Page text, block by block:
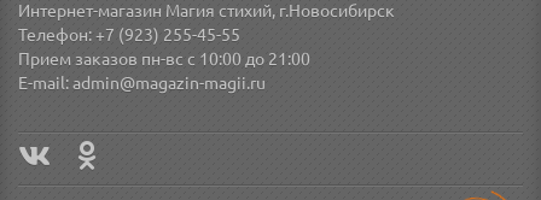
Интернет-магазин Магия стихий, г.Новосибирск
Телефон: +7 (923) 255-45-55
Прием заказов пн-вс с 10:00 до 21:00
E-mail:admin@magazin-magii.ru